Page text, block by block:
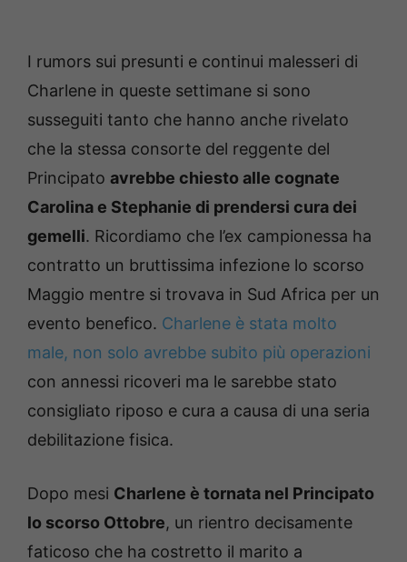
I rumors sui presunti e continui malesseri di
Charlene in queste settimane si sono
susseguiti tanto che hanno anche rivelato
che la stessa consorte del reggente del
Principato avrebbe chiesto alle cognate
Carolina e Stephanie di prendersi cura dei
gemelli. Ricordiamo che l’ex campionessa ha
contratto un bruttissima infezione lo scorso
Maggio mentre si trovava in Sud Africa per un
evento benefico. Charlene è stata molto
male, non solo avrebbe subito più operazioni
con annessi ricoveri ma le sarebbe stato
consigliato riposo e cura a causa di una seria
debilitazione fisica.
Dopo mesi Charlene è tornata nel Principato
lo scorso Ottobre, un rientro decisamente
faticoso che ha costretto il marito a